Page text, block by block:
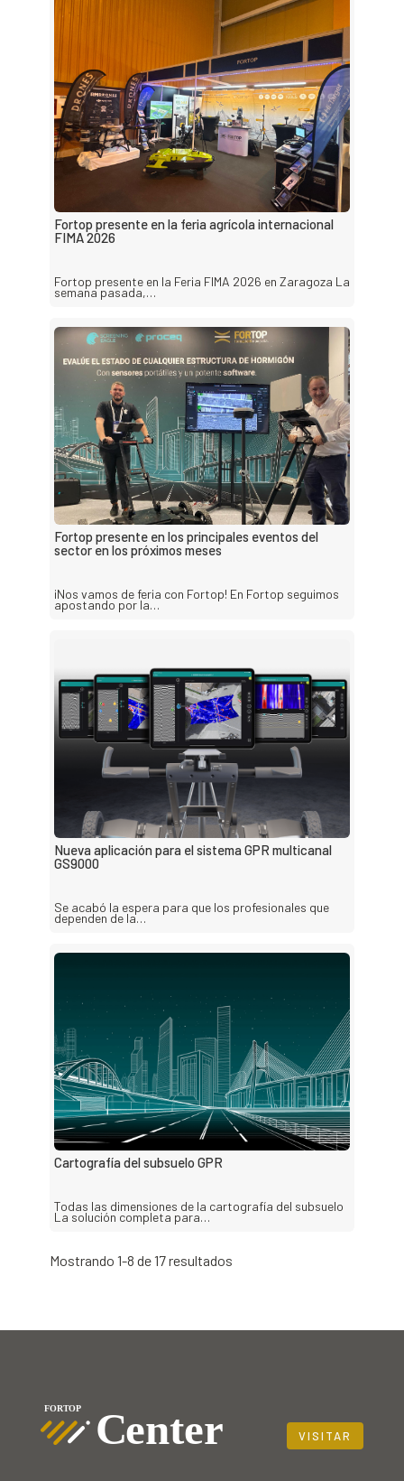
Fortop presente en la feria agrícola internacional
FIMA 2026
Fortop presente en la Feria FIMA 2026 en Zaragoza La
semana pasada,…
Fortop presente en los principales eventos del
sector en los próximos meses
¡Nos vamos de feria con Fortop! En Fortop seguimos
apostando por la…
Nueva aplicación para el sistema GPR multicanal
GS9000
Se acabó la espera para que los profesionales que
dependen de la…
Cartografía del subsuelo GPR
Todas las dimensiones de la cartografía del subsuelo
La solución completa para…
Mostrando 1-8 de 17 resultados
VISITAR